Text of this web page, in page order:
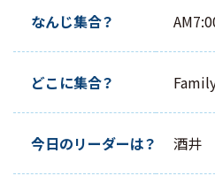
LINE で
なんじ集合？
どこに集合？
今日のリーダーは？ 酒井